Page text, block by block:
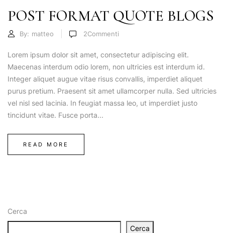
Cerca
Cerca
POST FORMAT QUOTE BLOGS
By: matteo 2Commenti
Lorem ipsum dolor sit amet, consectetur adipiscing elit.
Maecenas interdum odio lorem, non ultricies est interdum id.
Integer aliquet augue vitae risus convallis, imperdiet aliquet
purus pretium. Praesent sit amet ullamcorper nulla. Sed ultricies
vel nisl sed lacinia. In feugiat massa leo, ut imperdiet justo
tincidunt vitae. Fusce porta...
READ MORE